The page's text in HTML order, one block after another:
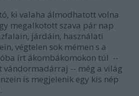
ki valaha álmodhatott volna
megalkotott szava pár nap
járdáin, használati
végtelen sok mémen s a
írt ákombákomokon túl --
vándormadárraj -- még a világ
is megjelenik egy kis nép